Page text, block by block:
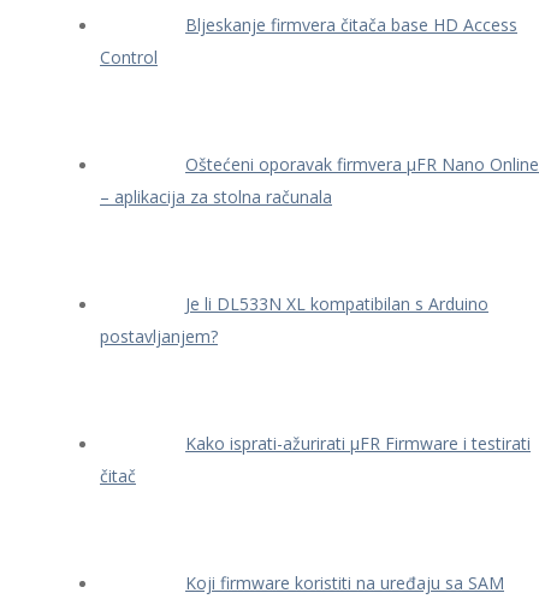
Bljeskanje firmvera čitača base HD Access
Control
Oštećeni oporavak firmvera μFR Nano Online
– aplikacija za stolna računala
Je li DL533N XL kompatibilan s Arduino
postavljanjem?
Kako isprati-ažurirati μFR Firmware i testirati
čitač
Koji firmware koristiti na uređaju sa SAM